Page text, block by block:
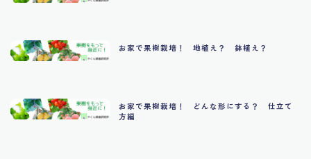
お家で果樹栽培！ 地植え？ 鉢植え？
お家で果樹栽培！ どんな形にする？ 仕立て
方編